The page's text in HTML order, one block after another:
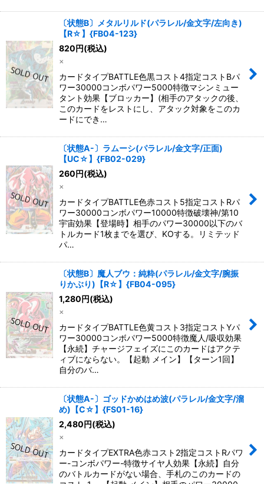
〔状態B〕メタルリルド(パラレル/金文字/左向き)
【R☆】{FB04-123}
820 円(税込)
×
カードタイプBATTLE色黒コスト4指定コストBパ
ワー30000コンボパワー5000特徴マシンミュー
タント効果【ブロッカー】(相手のアタックの後、
このカードをレストにし、アタック対象をこのカ
ードにでき…
〔状態A-〕ラムーシ(パラレル/金文字/正面)
【UC☆】{FB02-029}
260 円(税込)
×
カードタイプBATTLE色赤コスト5指定コストRパ
ワー30000コンボパワー10000特徴破壊神/第10
宇宙効果【登場時】相手のパワー30000以下のバ
トルカード1枚までを選び、KOする。リミテッド
パ…
〔状態B〕魔人ブウ：純粋(パラレル/金文字/腕振
りかぶり)【R☆】{FB04-095}
1,280 円(税込)
×
カードタイプBATTLE色黄コスト3指定コストYパ
ワー30000コンボパワー5000特徴魔人/吸収効果
【永続】チャージフェイズにこのカードはアクテ
ィブにならない。【起動 メイン】【ターン1回】
自分のバ…
〔状態A-〕ゴッドかめはめ波(パラレル/金文字/溜
め)【C☆】{FS01-16}
2,480 円(税込)
×
カードタイプEXTRA色赤コスト2指定コストRパワ
ー-コンボパワー-特徴サイヤ人効果【永続】自分
のバトルカードがない場合、手札のこのカードの